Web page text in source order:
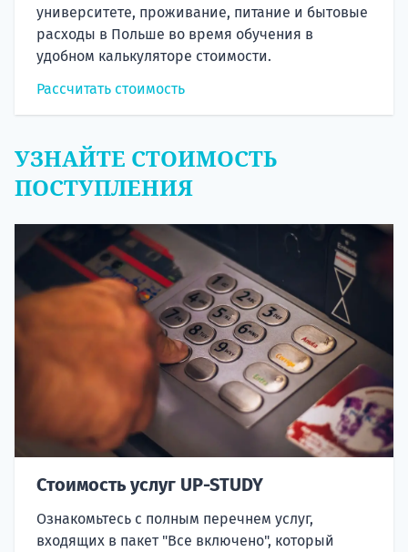
университете, проживание, питание и бытовые
расходы в Польше во время обучения в
удобном калькуляторе стоимости.
Рассчитать стоимость
УЗНАЙТЕ СТОИМОСТЬ
ПОСТУПЛЕНИЯ
Стоимость услуг UP-STUDY
Ознакомьтесь с полным перечнем услуг,
входящих в пакет "Все включено", который